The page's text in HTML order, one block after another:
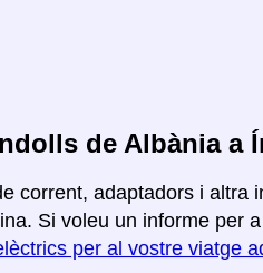
de Albània a
corrent, adaptadors i altra
Si voleu un informe per
per al vostre viatge